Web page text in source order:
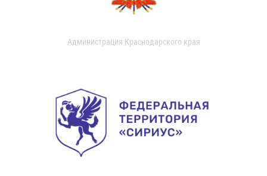
Администрация Краснодарского края